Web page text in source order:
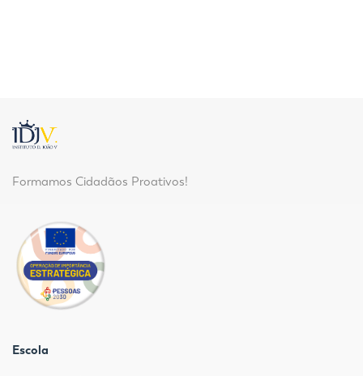
Formamos Cidadãos Proativos!
Escola